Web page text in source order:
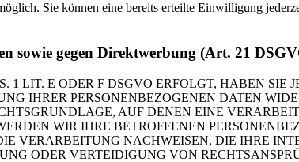
Sie können eine bereits erteilte Einwilligung
sowie gegen Direktwerbung (Art. 21
LIT. E ODER F DSGVO ERFOLGT, HABEN SIE
IHRER PERSONENBEZOGENEN DATEN
AUF DENEN EINE
WIR IHRE BETROFFENEN
VERARBEITUNG NACHWEISEN, DIE IHRE
ODER VERTEIDIGUNG VON